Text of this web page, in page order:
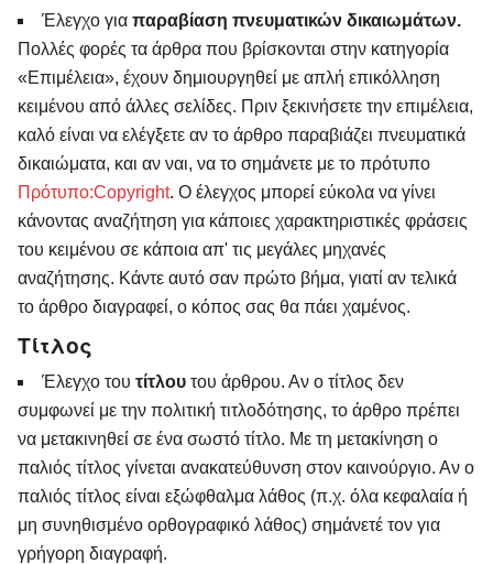
Έλεγχο για παραβίαση πνευματικών δικαιωμάτων.
Πολλές φορές τα άρθρα που βρίσκονται στην κατηγορία
«Επιμέλεια», έχουν δημιουργηθεί με απλή επικόλληση
κειμένου από άλλες σελίδες. Πριν ξεκινήσετε την επιμέλεια,
καλό είναι να ελέγξετε αν το άρθρο παραβιάζει πνευματικά
δικαιώματα, και αν ναι, να το σημάνετε με το πρότυπο
Πρότυπο:Copyright. Ο έλεγχος μπορεί εύκολα να γίνει
κάνοντας αναζήτηση για κάποιες χαρακτηριστικές φράσεις
του κειμένου σε κάποια απ' τις μεγάλες μηχανές
αναζήτησης. Κάντε αυτό σαν πρώτο βήμα, γιατί αν τελικά
το άρθρο διαγραφεί, ο κόπος σας θα πάει χαμένος.
Τίτλος
Έλεγχο του τίτλου του άρθρου. Αν ο τίτλος δεν
συμφωνεί με την πολιτική τιτλοδότησης, το άρθρο πρέπει
να μετακινηθεί σε ένα σωστό τίτλο. Με τη μετακίνηση ο
παλιός τίτλος γίνεται ανακατεύθυνση στον καινούργιο. Αν ο
παλιός τίτλος είναι εξώφθαλμα λάθος (π.χ. όλα κεφαλαία ή
μη συνηθισμένο ορθογραφικό λάθος) σημάνετέ τον για
γρήγορη διαγραφή.